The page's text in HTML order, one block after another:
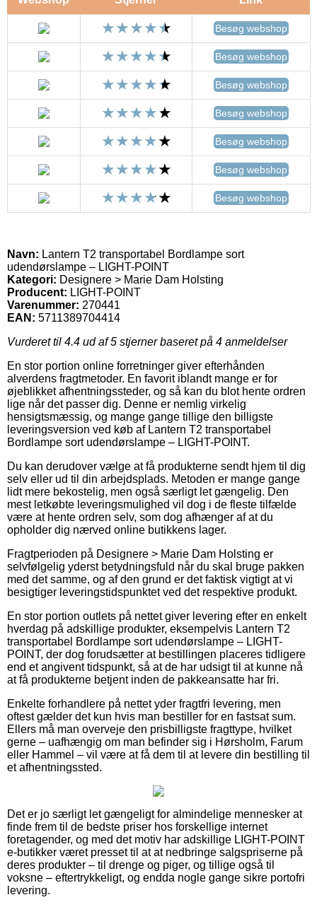
Besøg webshop
Besøg webshop
Besøg webshop
Besøg webshop
Besøg webshop
Besøg webshop
Besøg webshop
Navn: Lantern T2 transportabel Bordlampe sort
udendørslampe – LIGHT-POINT
Kategori: Designere > Marie Dam Holsting
Producent: LIGHT-POINT
Varenummer: 270441
EAN: 5711389704414
Vurderet til 4.4 ud af 5 stjerner baseret på 4 anmeldelser
En stor portion online forretninger giver efterhånden
alverdens fragtmetoder. En favorit iblandt mange er for
øjeblikket afhentningssteder, og så kan du blot hente ordren
lige når det passer dig. Denne er nemlig virkelig
hensigtsmæssig, og mange gange tillige den billigste
leveringsversion ved køb af Lantern T2 transportabel
Bordlampe sort udendørslampe – LIGHT-POINT.
Du kan derudover vælge at få produkterne sendt hjem til dig
selv eller ud til din arbejdsplads. Metoden er mange gange
lidt mere bekostelig, men også særligt let gængelig. Den
mest letkøbte leveringsmulighed vil dog i de fleste tilfælde
være at hente ordren selv, som dog afhænger af at du
opholder dig nærved online butikkens lager.
Fragtperioden på Designere > Marie Dam Holsting er
selvfølgelig yderst betydningsfuld når du skal bruge pakken
med det samme, og af den grund er det faktisk vigtigt at vi
besigtiger leveringstidspunktet ved det respektive produkt.
En stor portion outlets på nettet giver levering efter en enkelt
hverdag på adskillige produkter, eksempelvis Lantern T2
transportabel Bordlampe sort udendørslampe – LIGHT-
POINT, der dog forudsætter at bestillingen placeres tidligere
end et angivent tidspunkt, så at de har udsigt til at kunne nå
at få produkterne betjent inden de pakkeansatte har fri.
Enkelte forhandlere på nettet yder fragtfri levering, men
oftest gælder det kun hvis man bestiller for en fastsat sum.
Ellers må man overveje den prisbilligste fragttype, hvilket
gerne – uafhængig om man befinder sig i Hørsholm, Farum
eller Hammel – vil være at få dem til at levere din bestilling til
et afhentningssted.
Det er jo særligt let gængeligt for almindelige mennesker at
finde frem til de bedste priser hos forskellige internet
foretagender, og med det motiv har adskillige LIGHT-POINT
e-butikker været presset til at at nedbringe salgspriserne på
deres produkter – til drenge og piger, og tillige også til
voksne – eftertrykkeligt, og endda nogle gange sikre portofri
levering.